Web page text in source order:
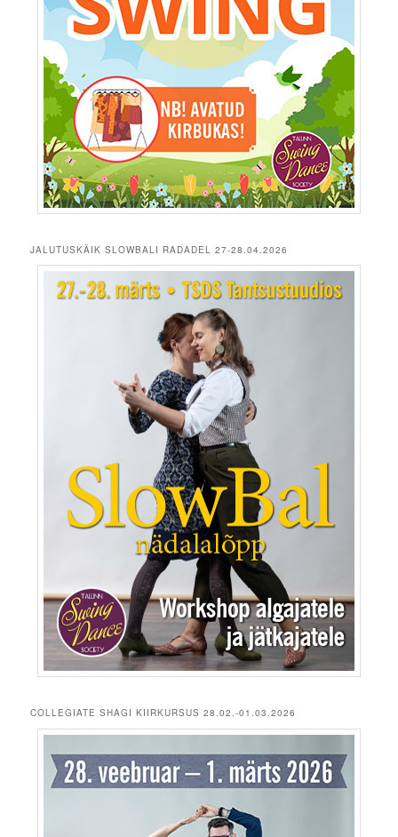
JALUTUSKÄIK SLOWBALI RADADEL 27-28.04.2026
COLLEGIATE SHAGI KIIRKURSUS 28.02.-01.03.2026